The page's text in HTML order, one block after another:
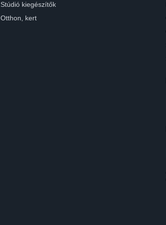
Stúdió kiegészítők
Otthon, kert